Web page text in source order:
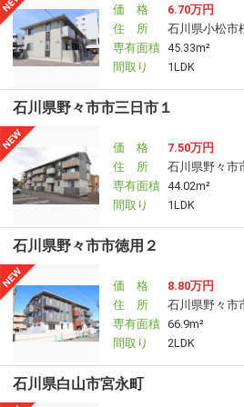
価 格
6.70万円
住 所
石川県小松市
専有面積 45.33m²
間取り
1LDK
石川県野々市市三日市１
価 格
7.50万円
住 所
石川県野々市
専有面積 44.02m²
間取り
1LDK
石川県野々市市徳用２
価 格
8.80万円
住 所
石川県野々市
専有面積 66.9m²
間取り
2LDK
石川県白山市宮永町